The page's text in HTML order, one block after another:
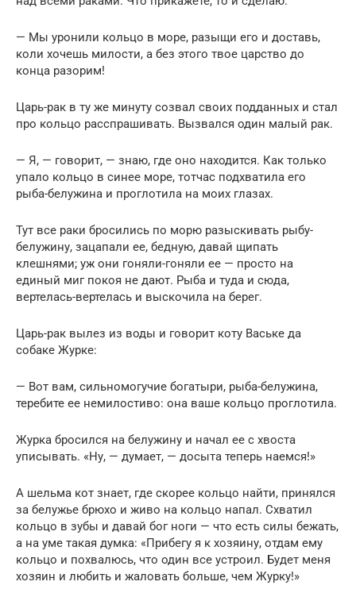
— Мы уронили кольцо в море, разыщи его и доставь,
коли хочешь милости, а без этого твое царство до
конца разорим!
Царь-рак в ту же минуту созвал своих подданных и стал
про кольцо расспрашивать. Вызвался один малый рак.
— Я, — говорит, — знаю, где оно находится. Как только
упало кольцо в синее море, тотчас подхватила его
рыба-белужина и проглотила на моих глазах.
Тут все раки бросились по морю разыскивать рыбу-
белужину, зацапали ее, бедную, давай щипать
клешнями; уж они гоняли-гоняли ее — просто на
единый миг покоя не дают. Рыба и туда и сюда,
вертелась-вертелась и выскочила на берег.
Царь-рак вылез из воды и говорит коту Ваське да
собаке Журке:
— Вот вам, сильномогучие богатыри, рыба-белужина,
теребите ее немилостиво: она ваше кольцо проглотила.
Журка бросился на белужину и начал ее с хвоста
уписывать. «Ну, — думает, — досыта теперь наемся!»
А шельма кот знает, где скорее кольцо найти, принялся
за белужье брюхо и живо на кольцо напал. Схватил
кольцо в зубы и давай бог ноги — что есть силы бежать,
а на уме такая думка: «Прибегу я к хозяину, отдам ему
кольцо и похвалюсь, что один все устроил. Будет меня
хозяин и любить и жаловать больше, чем Журку!»